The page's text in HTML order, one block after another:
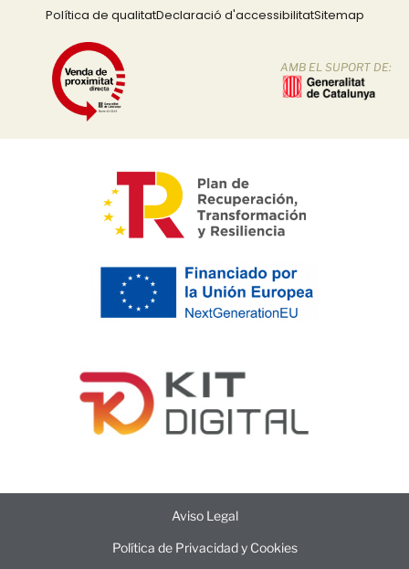
Política de qualitatDeclaració d'accessibilitatSitemap
AMB EL SUPORT DE:
Aviso Legal
Política de Privacidad y Cookies